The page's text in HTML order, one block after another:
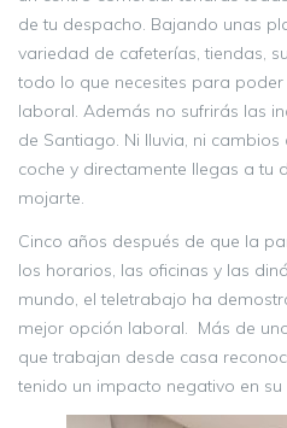
de tu despacho. Bajando unas
variedad de cafeterías, tiendas,
todo lo que necesites para
laboral. Además no sufrirás las
de Santiago. Ni lluvia, ni
coche y directamente llegas a tu
mojarte.
Cinco años después de que la
los horarios, las oficinas y las
mundo, el teletrabajo ha
mejor opción laboral. Más de
que trabajan desde casa
tenido un impacto negativo en su